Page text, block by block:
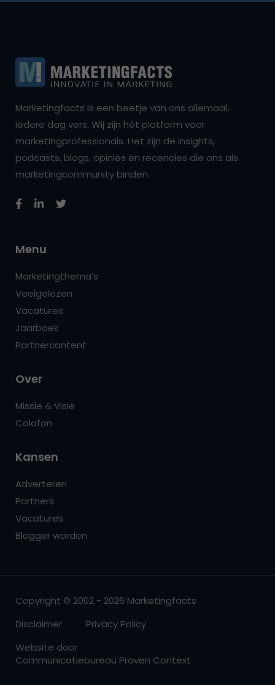
Marketingfacts is een beetje van ons allemaal,
iedere dag vers. Wij zijn hét platform voor
marketingprofessionals. Het zijn de insights,
podcasts, blogs, opinies en recencies die ons als
marketingcommunity binden.
Menu
Marketingthema’s
Veelgelezen
Vacatures
Jaarboek
Partnercontent
Over
Missie & Visie
Colofon
Kansen
Adverteren
Partners
Vacatures
Blogger worden
Copyright © 2002 - 2026 Marketingfacts
Disclaimer
Privacy Policy
Website door
Communicatiebureau Proven Context